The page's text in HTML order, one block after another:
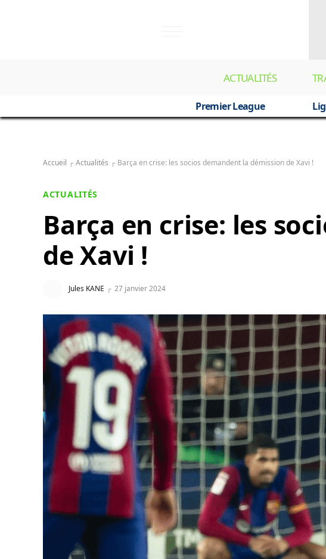
ACTUALITÉS
Premier League
Accueil ┌Actualités ┌ Barça en crise: les socios demandent la démission de Xavi !
ACTUALITÉS
Barça en crise: les
de Xavi !
Jules KANE 27 janvier 2024